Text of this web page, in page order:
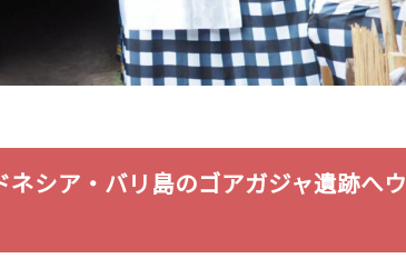
シア・バリ島のゴアガジャ遺跡へウ